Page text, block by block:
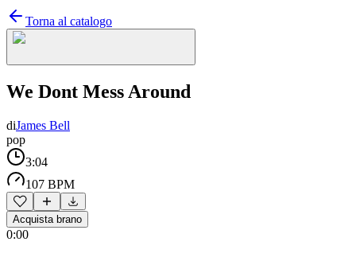
Torna al catalogo
We Dont Mess Around
diJames Bell
pop
3:04
107 BPM
Acquista brano
0:00